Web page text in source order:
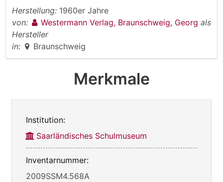
Herstellung: 1960er Jahre
von:
Westermann Verlag, Braunschweig, Georg als
Hersteller
in:
Braunschweig
Merkmale
Institution:
Saarländisches Schulmuseum
Inventarnummer:
2009SSM4.568A